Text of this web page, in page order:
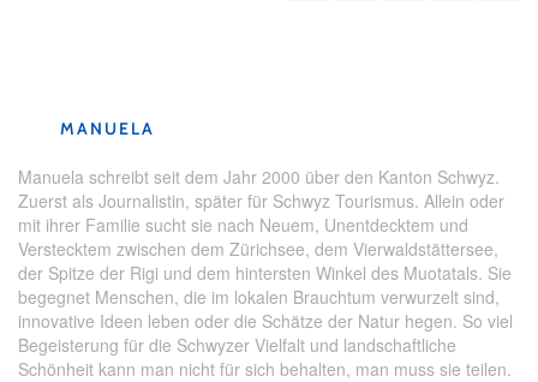
MANUELA
Manuela schreibt seit dem Jahr 2000 über den Kanton Schwyz.
Zuerst als Journalistin, später für Schwyz Tourismus. Allein oder
mit ihrer Familie sucht sie nach Neuem, Unentdecktem und
Verstecktem zwischen dem Zürichsee, dem Vierwaldstättersee,
der Spitze der Rigi und dem hintersten Winkel des Muotatals. Sie
begegnet Menschen, die im lokalen Brauchtum verwurzelt sind,
innovative Ideen leben oder die Schätze der Natur hegen. So viel
Begeisterung für die Schwyzer Vielfalt und landschaftliche
Schönheit kann man nicht für sich behalten, man muss sie teilen.